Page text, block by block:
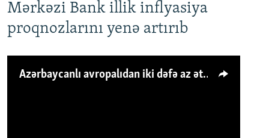
Mərkəzi Bank illik inflyasiya
proqnozlarını yenə artırıb
Azərbaycanlı avropalıdan iki dəfə az ət yeyir, amma... 'Qiymət artımı qaçılmazdır'